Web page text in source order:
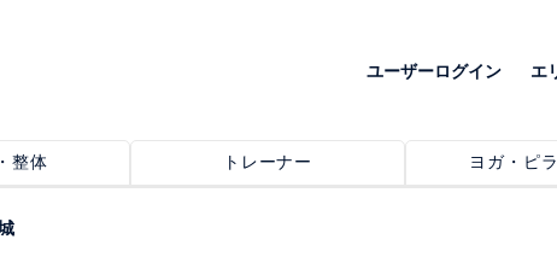
ユーザーログイン エ
整体 トレーナー ヨガ・ピ